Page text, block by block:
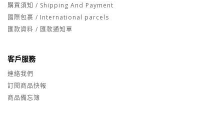
購買須知 / Shipping And Payment
國際包裹 / International parcels
匯款資料 / 匯款通知單
客戶服務
連絡我們
訂閱商品快報
商品備忘簿